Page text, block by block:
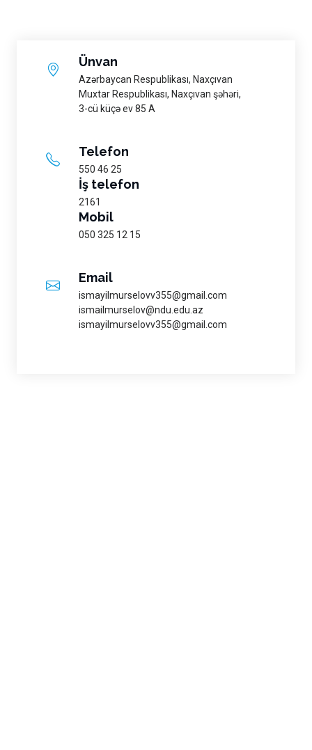
Ünvan
Azərbaycan Respublikası, Naxçıvan
Muxtar Respublikası, Naxçıvan şəhəri,
3-cü küçə ev 85 A
Telefon
550 46 25
İş telefon
2161
Mobil
050 325 12 15
Email
ismayilmurselovv355@gmail.com
ismailmurselov@ndu.edu.az
ismayilmurselovv355@gmail.com